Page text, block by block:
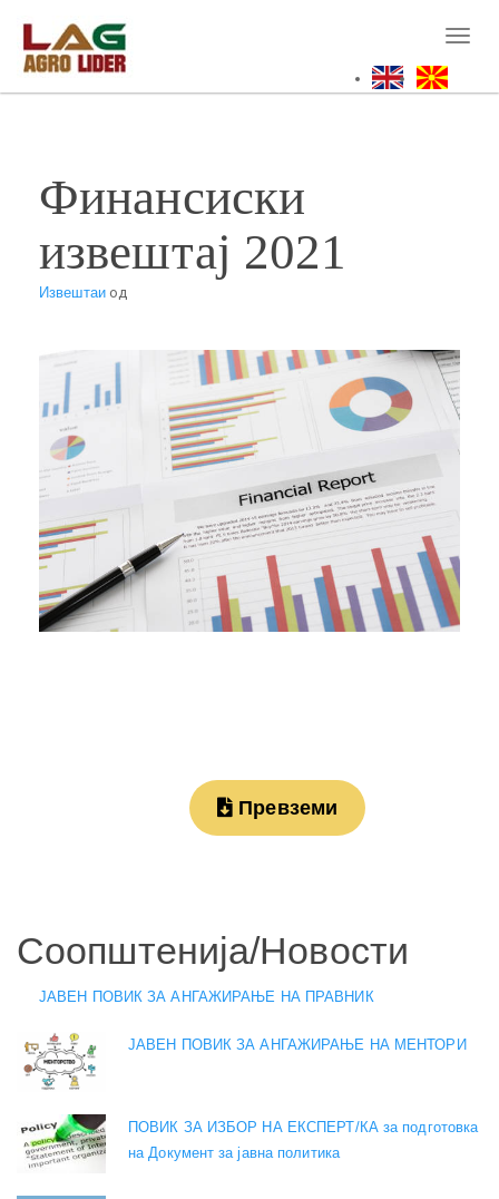
main
content
Финансиски
извештај 2021
Извештаиод
Превземи
Соопштенија/Новости
ЈАВЕН ПОВИК ЗА АНГАЖИРАЊЕ НА ПРАВНИК
ЈАВЕН ПОВИК ЗА АНГАЖИРАЊЕ НА МЕНТОРИ
ПОВИК ЗА ИЗБОР НА ЕКСПЕРТ/КА за подготовка
на Документ за јавна политика